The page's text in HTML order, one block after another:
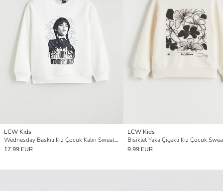
LCW Kids
Wednesday Baskılı Kız Çocuk Kalın Sweatshirt
17.99 EUR
LCW Kids
Bisiklet Yaka Çiçekli Kız Çocuk
9.99 EUR